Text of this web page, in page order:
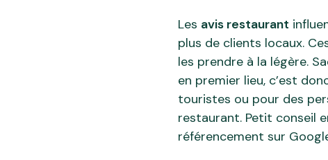
Les avis restaurant
plus de clients locaux.
les prendre à la légère.
en premier lieu, c’est
touristes ou pour des
restaurant. Petit conseil
référencement sur